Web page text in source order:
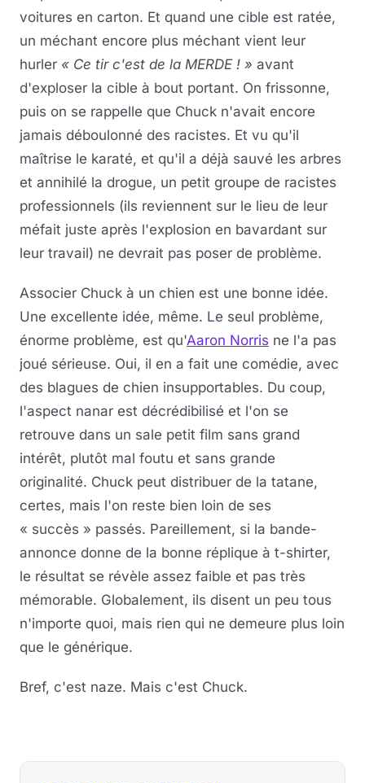
voitures en carton. Et quand une cible est ratée,
un méchant encore plus méchant vient leur
hurler « Ce tir c'est de la MERDE ! » avant
d'exploser la cible à bout portant. On frissonne,
puis on se rappelle que Chuck n'avait encore
jamais déboulonné des racistes. Et vu qu'il
maîtrise le karaté, et qu'il a déjà sauvé les arbres
et annihilé la drogue, un petit groupe de racistes
professionnels (ils reviennent sur le lieu de leur
méfait juste après l'explosion en bavardant sur
leur travail) ne devrait pas poser de problème.
Associer Chuck à un chien est une bonne idée.
Une excellente idée, même. Le seul problème,
énorme problème, est qu'Aaron Norris ne l'a pas
joué sérieuse. Oui, il en a fait une comédie, avec
des blagues de chien insupportables. Du coup,
l'aspect nanar est décrédibilisé et l'on se
retrouve dans un sale petit film sans grand
intérêt, plutôt mal foutu et sans grande
originalité. Chuck peut distribuer de la tatane,
certes, mais l'on reste bien loin de ses
« succès » passés. Pareillement, si la bande-
annonce donne de la bonne réplique à t-shirter,
le résultat se révèle assez faible et pas très
mémorable. Globalement, ils disent un peu tous
n'importe quoi, mais rien qui ne demeure plus loin
que le générique.
Bref, c'est naze. Mais c'est Chuck.